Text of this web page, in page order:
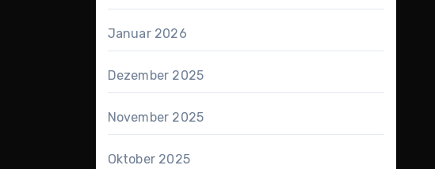
Januar 2026
Dezember 2025
November 2025
Oktober 2025